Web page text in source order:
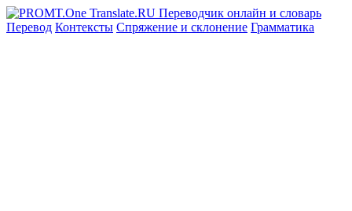
Перевод Контексты Спряжение и склонение Грамматика